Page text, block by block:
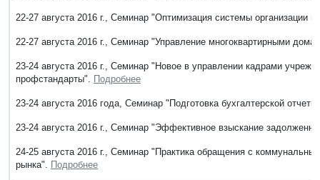
22-27 августа 2016 г., Семинар "Оптимизация системы организации
22-27 августа 2016 г., Семинар "Управление многоквартирными
23-24 августа 2016 г., Семинар "Новое в управлении кадрами
профстандарты". Подробнее
23-24 августа 2016 года, Семинар "Подготовка бухгалтерской
23-24 августа 2016 г., Семинар "Эффективное взыскание
24-25 августа 2016 г., Семинар "Практика обращения с
рынка". Подробнее